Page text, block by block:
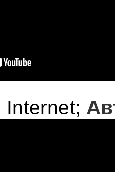
Internet;